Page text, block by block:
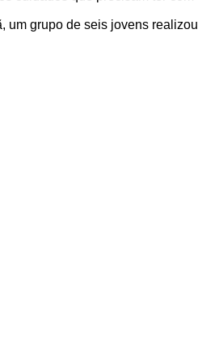
um grupo de seis jovens realizou